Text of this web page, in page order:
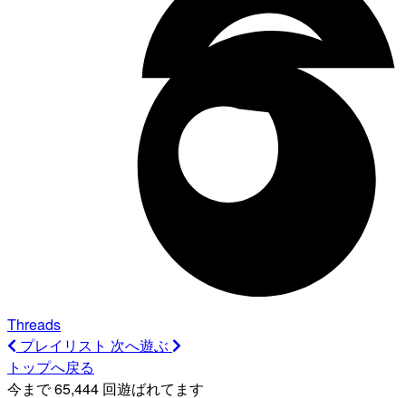
Threads
プレイリスト 次へ遊ぶ
トップへ戻る
今まで 65,444 回遊ばれてます